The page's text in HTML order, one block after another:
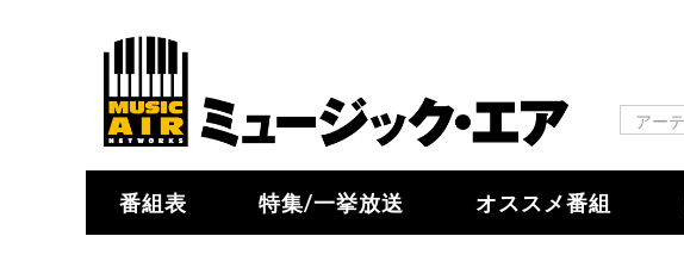
番組表 特集/一挙放送 オススメ番組